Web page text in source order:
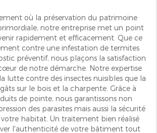
où la préservation du patrimoine
notre entreprise met un point
rapidement et efficacement. Que ce
contre une infestation de termites
préventif, nous plaçons la satisfaction
de notre démarche. Notre expertise
lutte contre des insectes nuisibles que la
sur le bois et la charpente. Grâce à
de pointe, nous garantissons non
des parasites mais aussi la sécurité
habitat. Un traitement bien réalisé
l'authenticité de votre bâtiment tout